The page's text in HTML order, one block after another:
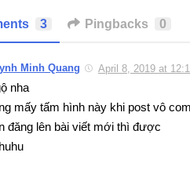
3 Pingbacks 0
Minh Quang April 8, 2019 at
nha
mấy tấm hình này khi post vô
đăng lên bài viết mới thì được